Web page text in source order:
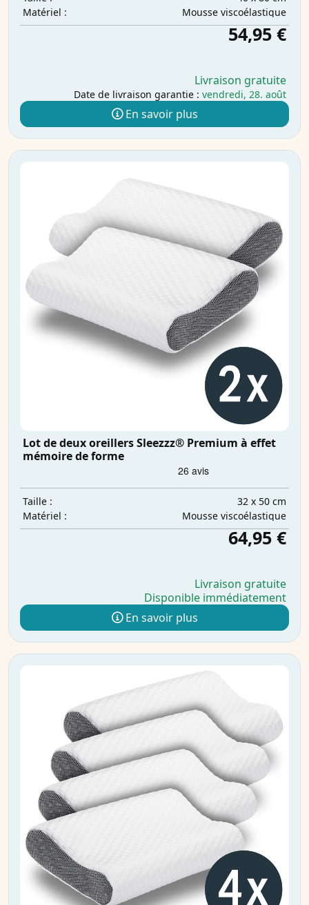
Matériel :
Mousse viscoélastique
54,95 €
Livraison gratuite
Date de livraison garantie : vendredi, 28. août
En savoir plus
Lot de deux oreillers Sleezzz® Premium à effet
mémoire de forme
Taille :
32 x 50 cm
Matériel :
Mousse viscoélastique
64,95 €
Livraison gratuite
Disponible immédiatement
En savoir plus